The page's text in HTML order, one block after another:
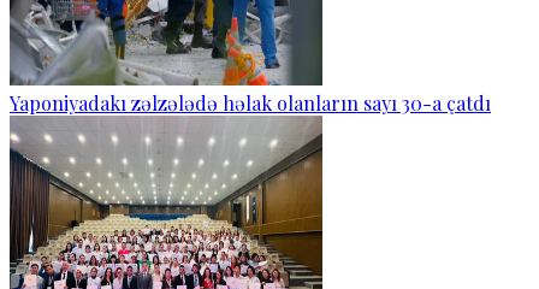
Yaponiyadakı zəlzələdə həlak olanların sayı 30-a çatdı